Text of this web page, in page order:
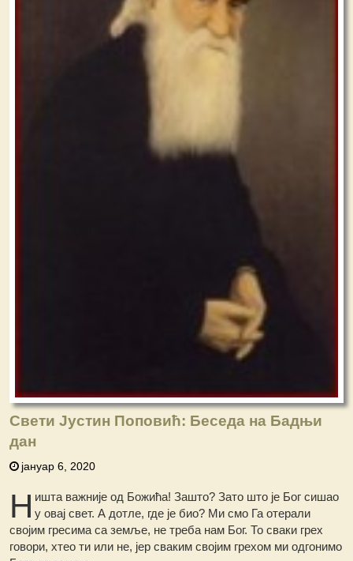
Свети Јустин Поповић: Беседа на Бадњи
дан
јануар 6, 2020
Н ишта важније од Божића! Зашто? Зато што је Бог сишао
у овај свет. А дотле, где је био? Ми смо Га отерали
својим гресима са земље, не треба нам Бог. То сваки грех
говори, хтео ти или не, јер сваким својим грехом ми одгонимо